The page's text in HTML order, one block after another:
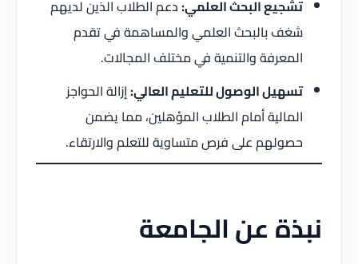
تشجيع البحث العلمي:دعم الطلاب الذين لديهم
شغف بالبحث العلمي والمساهمة في تقدم
المعرفة والتنمية في مختلف المجالات.
تسهيل الوصول للتعليم العالي:إزالة الحواجز
المالية أمام الطلاب المؤهلين، مما يضمن
حصولهم على فرص متساوية للتعلم والارتقاء.
نبذة عن الجامعة